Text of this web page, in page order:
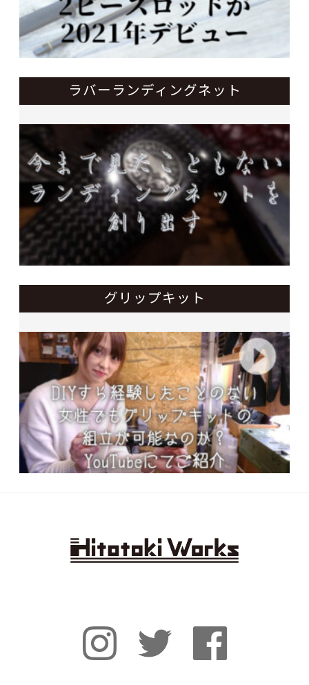
ラバーランディングネット
グリップキット